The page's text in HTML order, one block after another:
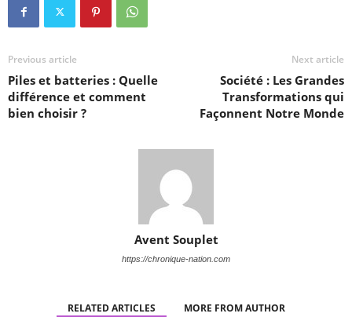
Previous article
Piles et batteries : Quelle
différence et comment
bien choisir ?
Next article
Société : Les Grandes
Transformations qui
Façonnent Notre Monde
Avent Souplet
https://chronique-nation.com
RELATED ARTICLES MORE FROM AUTHOR